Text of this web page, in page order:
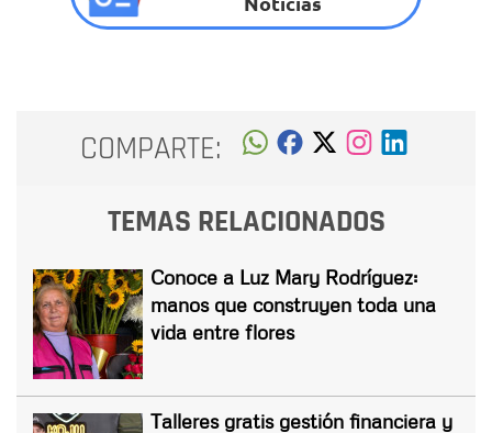
COMPARTE:
TEMAS RELACIONADOS
Conoce a Luz Mary Rodríguez:
manos que construyen toda una
vida entre flores
Talleres gratis gestión financiera y